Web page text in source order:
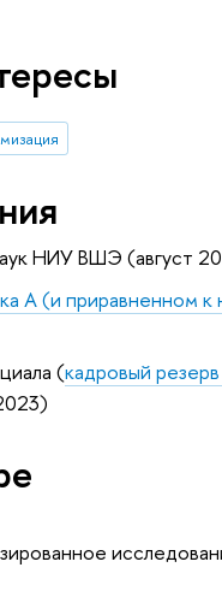
НИУ ВШЭ (август
А (и приравненном
(кадровый